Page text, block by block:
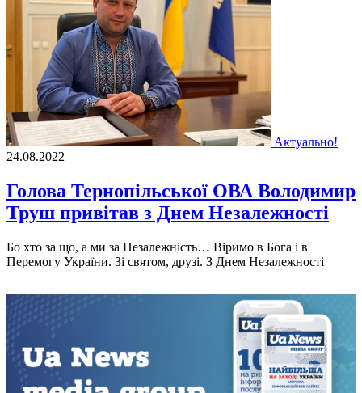
Актуально!
24.08.2022
Голова Тернопільської ОВА Володимир
Труш привітав з Днем Незалежності
Бо хто за що, а ми за Незалежність… Віримо в Бога і в
Перемогу України. Зі святом, друзі. З Днем Незалежності